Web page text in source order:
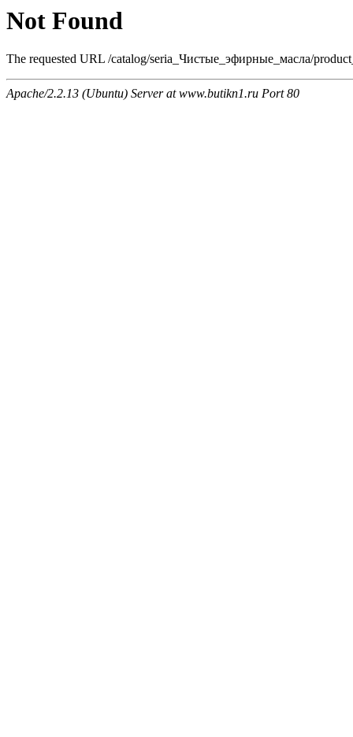
Not Found
The requested URL /catalog/seria_Чистые_эфирные_масла/
Apache/2.2.13 (Ubuntu) Server at www.butikn1.ru Port 80